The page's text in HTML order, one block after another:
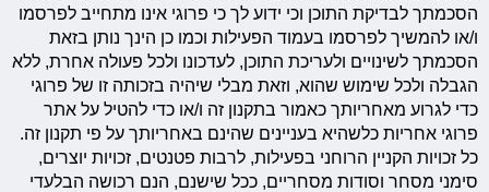
הסכמתך לבדיקת התוכן וכי ידוע לך כי פרוגי אינו מתחייב לפרסמו
ו/או להמשיך לפרסמו בעמוד הפעילות וכמו כן הינך נותן בזאת
הסכמתך לשינויים ולעריכת התוכן, לעדכונו ולכל פעולה אחרת, ללא
הגבלה ולכל שימוש שהוא, וזאת מבלי שיהיה בזכותה זו של פרוגי
כדי לגרוע מאחריותך כאמור בתקנון זה ו/או כדי להטיל על אתר
פרוגי אחריות כלשהיא בעניינים שהינם באחריותך על פי תקנון זה.
כל זכויות הקניין הרוחני בפעילות, לרבות פטנטים, זכויות יוצרים,
סימני מסחר וסודות מסחריים, ככל שישנם, הנם רכושה הבלעדי